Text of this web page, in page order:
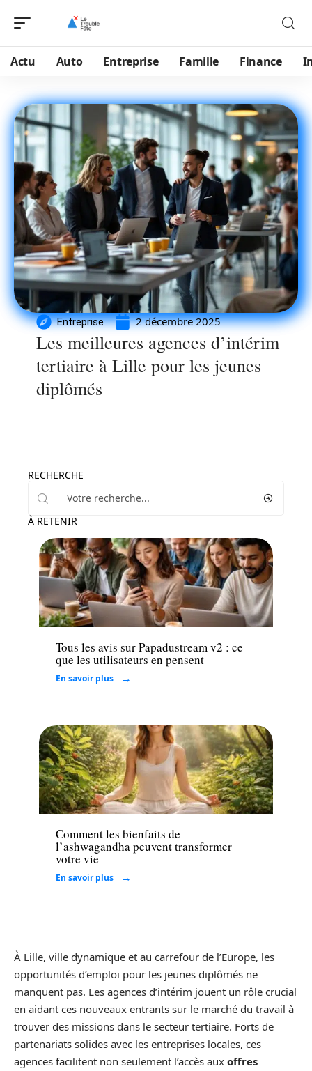
Actu Auto Entreprise Famille Finance
Entreprise 2 décembre 2025
Les meilleures agences d’intérim
tertiaire à Lille pour les jeunes
diplômés
RECHERCHE
À RETENIR
Loisirs
Tous les avis sur Papadustream v2 : ce
que les utilisateurs en pensent
En savoir plus
Santé
Comment les bienfaits de
l’ashwagandha peuvent transformer
votre vie
En savoir plus
À Lille, ville dynamique et au carrefour de l’Europe, les
opportunités d’emploi pour les jeunes diplômés ne
manquent pas. Les agences d’intérim jouent un rôle crucial
en aidant ces nouveaux entrants sur le marché du travail à
trouver des missions dans le secteur tertiaire. Forts de
partenariats solides avec les entreprises locales, ces
agences facilitent non seulement l’accès aux offres